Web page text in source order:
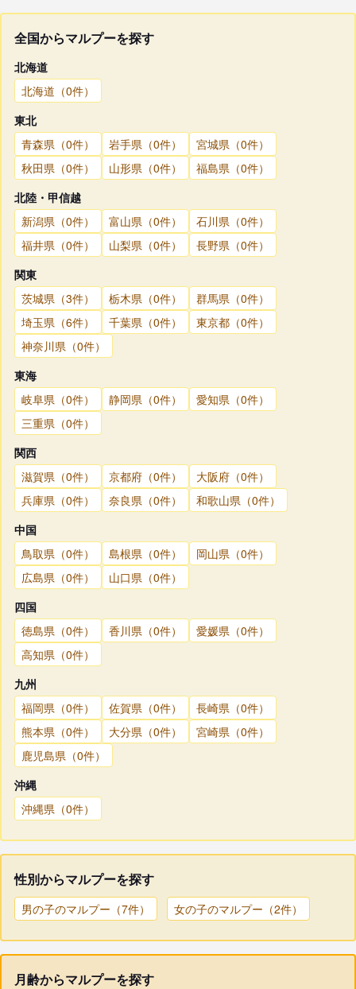
全国からマルプーを探す
北海道
北海道（0件）
東北
青森県（0件）
岩手県（0件）
宮城県（0件）
秋田県（0件）
山形県（0件）
福島県（0件）
北陸・甲信越
新潟県（0件）
富山県（0件）
石川県（0件）
福井県（0件）
山梨県（0件）
長野県（0件）
関東
茨城県（3件）
栃木県（0件）
群馬県（0件）
埼玉県（6件）
千葉県（0件）
東京都（0件）
神奈川県（0件）
東海
岐阜県（0件）
静岡県（0件）
愛知県（0件）
三重県（0件）
関西
滋賀県（0件）
京都府（0件）
大阪府（0件）
兵庫県（0件）
奈良県（0件）
和歌山県（0件）
中国
鳥取県（0件）
島根県（0件）
岡山県（0件）
広島県（0件）
山口県（0件）
四国
徳島県（0件）
香川県（0件）
愛媛県（0件）
高知県（0件）
九州
福岡県（0件）
佐賀県（0件）
長崎県（0件）
熊本県（0件）
大分県（0件）
宮崎県（0件）
鹿児島県（0件）
沖縄
沖縄県（0件）
性別からマルプーを探す
男の子のマルプー（7件） 女の子のマルプー（2件）
月齢からマルプーを探す